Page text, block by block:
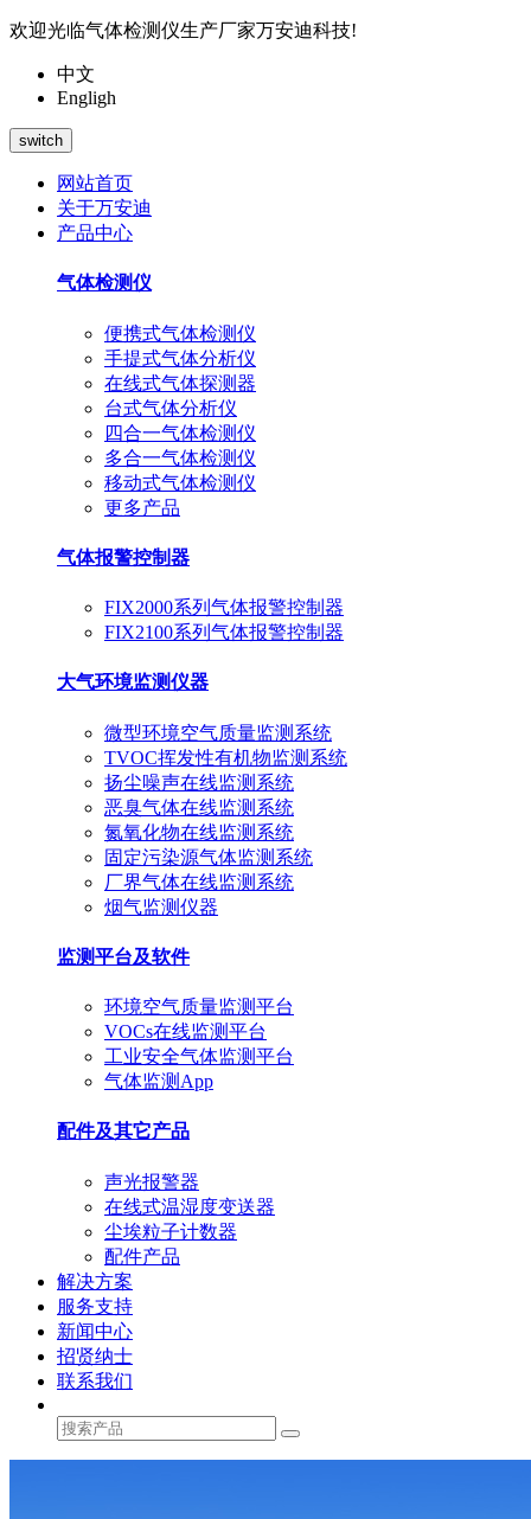
欢迎光临气体检测仪生产厂家万安迪科技!
中文
Engligh
switch
网站首页
关于万安迪
产品中心
气体检测仪
便携式气体检测仪
手提式气体分析仪
在线式气体探测器
台式气体分析仪
四合一气体检测仪
多合一气体检测仪
移动式气体检测仪
更多产品
气体报警控制器
FIX2000系列气体报警控制器
FIX2100系列气体报警控制器
大气环境监测仪器
微型环境空气质量监测系统
TVOC挥发性有机物监测系统
扬尘噪声在线监测系统
恶臭气体在线监测系统
氮氧化物在线监测系统
固定污染源气体监测系统
厂界气体在线监测系统
烟气监测仪器
监测平台及软件
环境空气质量监测平台
VOCs在线监测平台
工业安全气体监测平台
气体监测App
配件及其它产品
声光报警器
在线式温湿度变送器
尘埃粒子计数器
配件产品
解决方案
服务支持
新闻中心
招贤纳士
联系我们